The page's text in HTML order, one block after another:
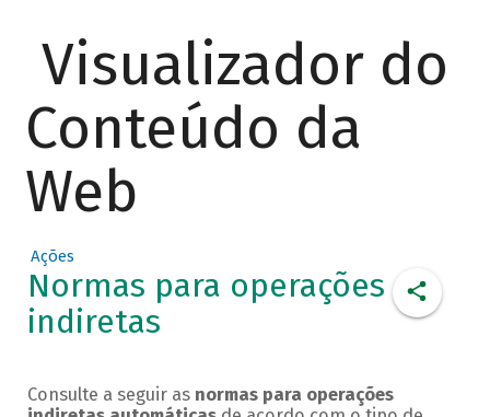
Visualizador do
Conteúdo da
Web
Ações
Normas para operações
indiretas
Consulte a seguir as normas para operações